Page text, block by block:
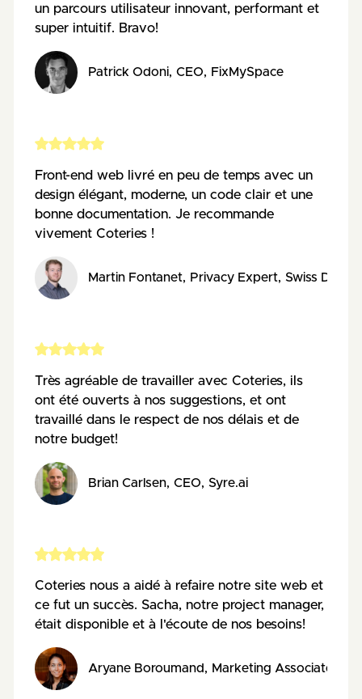
un parcours utilisateur innovant, performant et
super intuitif. Bravo!
Patrick Odoni, CEO, FixMySpace
Front-end web livré en peu de temps avec un
design élégant, moderne, un code clair et une
bonne documentation. Je recommande
vivement Coteries !
Martin Fontanet, Privacy Expert, Swiss Data
Très agréable de travailler avec Coteries, ils
ont été ouverts à nos suggestions, et ont
travaillé dans le respect de nos délais et de
notre budget!
Brian Carlsen, CEO, Syre.ai
Coteries nous a aidé à refaire notre site web et
ce fut un succès. Sacha, notre project manager,
était disponible et à l'écoute de nos besoins!
Aryane Boroumand, Marketing Associate